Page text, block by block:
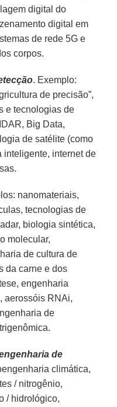
digital do
digital em
de rede 5G e
corpos.
. Exemplo:
de precisão”,
e tecnologias de
Big Data,
de satélite (como
inteligente, internet de
nanomateriais,
tecnologias de
biologia sintética,
molecular,
de cultura de
da carne e dos
engenharia
aerossóis RNAi,
de
de
climática,
/ nitrogênio,
/ hidrológico,